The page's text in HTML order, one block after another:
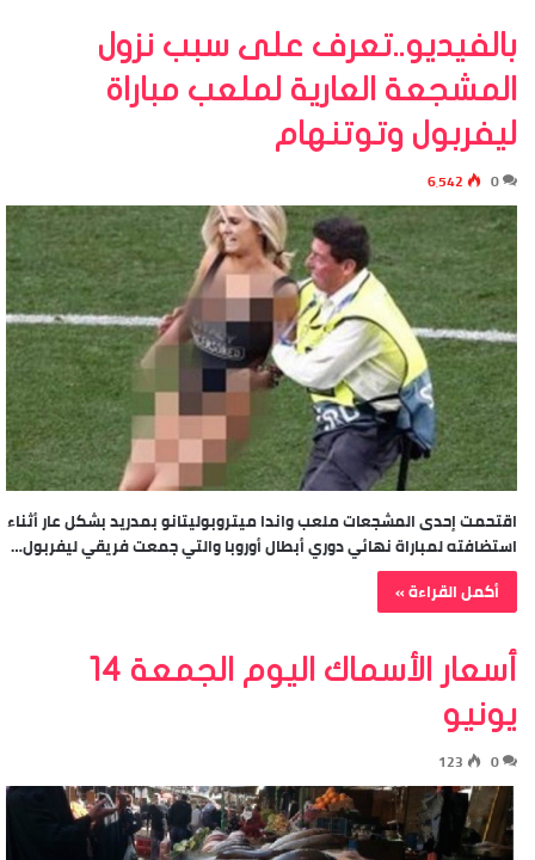
بالفيديو..تعرف على سبب نزول
المشجعة العارية لملعب مباراة
ليفربول وتوتنهام
0 6٬542
اقتحمت إحدى المشجعات ملعب واندا ميتروبوليتانو بمدريد بشكل عار أثناء
استضافته لمباراة نهائي دوري أبطال أوروبا والتي جمعت فريقي ليفربول…
أكمل القراءة »
أسعار الأسماك اليوم الجمعة 14
يونيو
0
123